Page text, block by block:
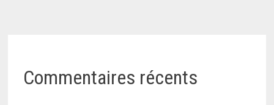
Commentaires récents